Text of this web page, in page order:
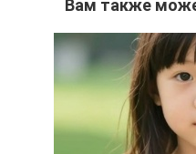
Вам также